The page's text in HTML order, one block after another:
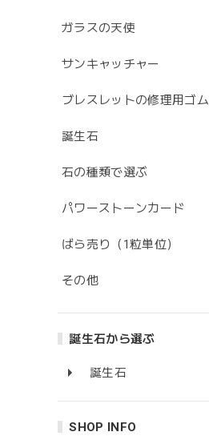
ガラスの天使
サンキャッチャー
ブレスレットの修理用ゴム
誕生石
石の種類で選ぶ
パワーストーンカード
ばら売り（1粒単位）
その他
誕生石から選ぶ
誕生石
SHOP INFO